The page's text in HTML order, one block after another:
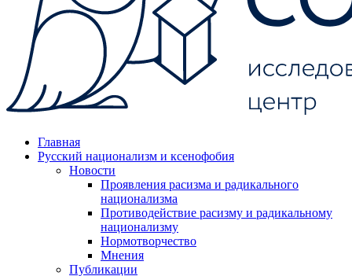
Главная
Русский национализм и ксенофобия
Новости
Проявления расизма и радикального
национализма
Противодействие расизму и радикальному
национализму
Нормотворчество
Мнения
Публикации